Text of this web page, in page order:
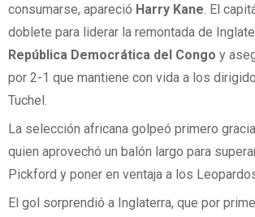
consumarse, apareció Harry Kane . El
doblete para liderar la remontada de
República Democrática del Congo y
por 2-1 que mantiene con vida a los
Tuchel.
La selección africana golpeó primero
quien aprovechó un balón largo para
Pickford y poner en ventaja a los
El gol sorprendió a Inglaterra, que por